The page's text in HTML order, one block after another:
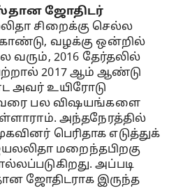
ஜோதிடர்
சிறைக்கு செல்ல
வழக்கு ஒன்றில்
2016 தேர்தலில்
2017 ஆம் ஆண்டு
அவர் உயிரோடு
பல விஷயங்களை
அந்தநேரத்தில்
பெரிதாக எடுத்துக்
மறைந்தபிறகு
அப்படி
ஜோதிடராக இருந்த